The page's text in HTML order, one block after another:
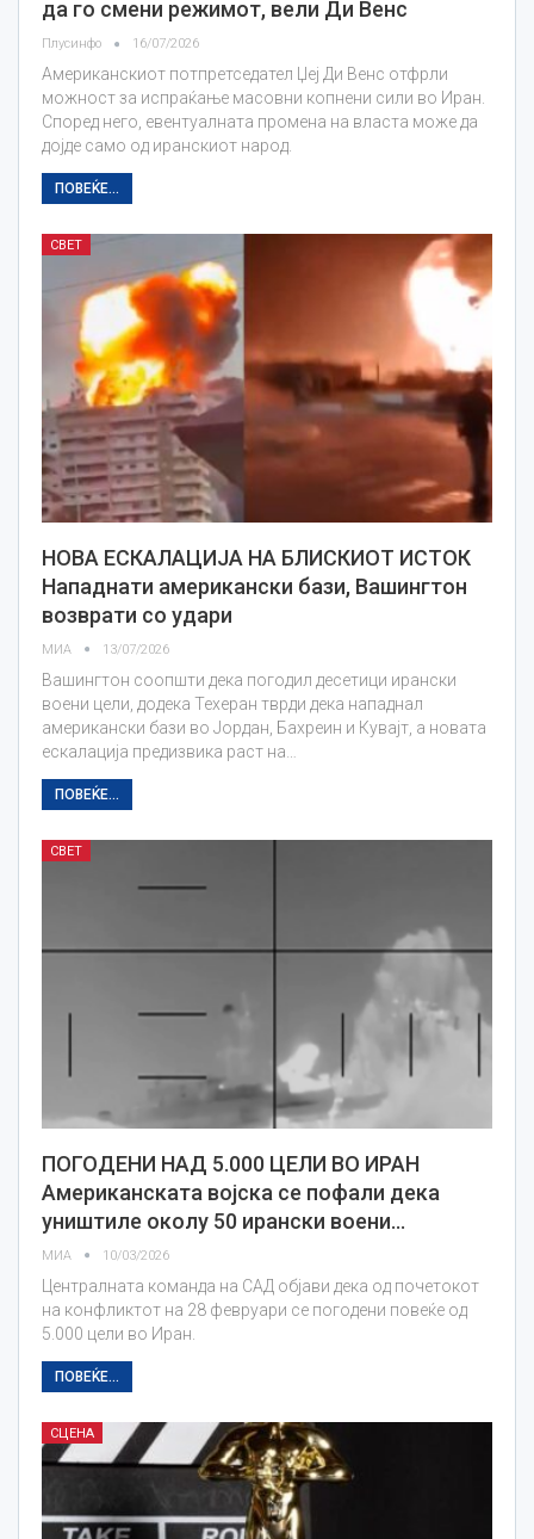
да го смени режимот, вели Ди Венс
Плусинфо 16/07/2026
Американскиот потпретседател Џеј Ди Венс отфрли
можност за испраќање масовни копнени сили во Иран.
Според него, евентуалната промена на власта може да
дојде само од иранскиот народ.
ПОВЕЌЕ...
СВЕТ
НОВА ЕСКАЛАЦИЈА НА БЛИСКИОТ ИСТОК
Нападнати американски бази, Вашингтон
возврати со удари
МИА 13/07/2026
Вашингтон соопшти дека погодил десетици ирански
воени цели, додека Техеран тврди дека нападнал
американски бази во Јордан, Бахреин и Кувајт, а новата
ескалација предизвика раст на…
ПОВЕЌЕ...
СВЕТ
ПОГОДЕНИ НАД 5.000 ЦЕЛИ ВО ИРАН
Американската војска се пофали дека
уништиле околу 50 ирански воени…
МИА 10/03/2026
Централната команда на САД објави дека од почетокот
на конфликтот на 28 февруари се погодени повеќе од
5.000 цели во Иран.
ПОВЕЌЕ...
СЦЕНА